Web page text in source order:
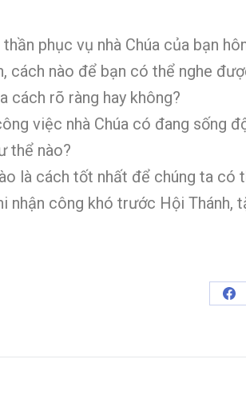
phục vụ nhà Chúa của bạn
cách nào để bạn có thể nghe
cách rõ ràng hay không?
việc nhà Chúa có đang sống
thể nào?
là cách tốt nhất để chúng ta có
nhận công khó trước Hội